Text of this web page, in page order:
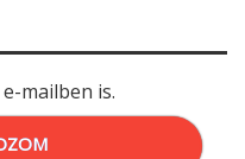
mailben is.